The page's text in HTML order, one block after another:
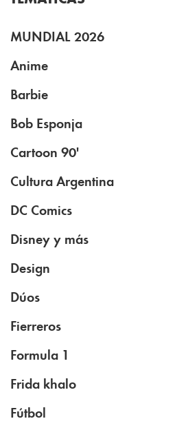
MUNDIAL 2026
Anime
Barbie
Bob Esponja
Cartoon 90'
Cultura Argentina
DC Comics
Disney y más
Design
Dúos
Fierreros
Formula 1
Frida khalo
Fútbol